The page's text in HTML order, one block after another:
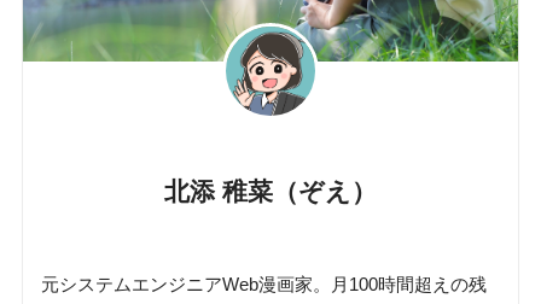
北添 稚菜（ぞえ）
元システムエンジニアWeb漫画家。月100時間超えの残